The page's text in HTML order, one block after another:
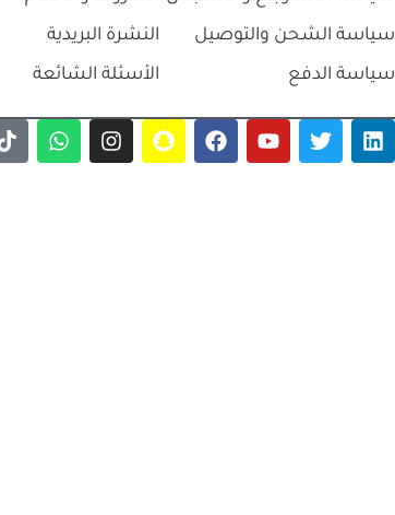
سياسة الشحن والتوصيل
سياسة الدفع
النشرة البريدية
الأسئلة الشائعة